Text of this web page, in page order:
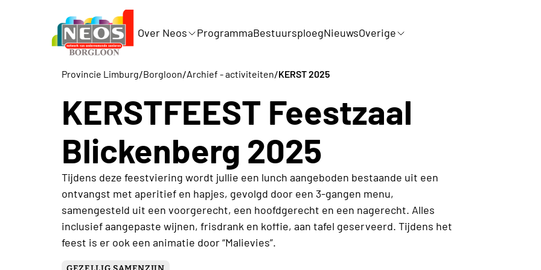
Over Neos ProgrammaBestuursploegNieuwsOverige
Provincie Limburg/Borgloon/Archief - activiteiten/KERST 2025
KERSTFEEST Feestzaal
Blickenberg 2025
Tijdens deze feestviering wordt jullie een lunch aangeboden bestaande uit een
ontvangst met aperitief en hapjes, gevolgd door een 3-gangen menu,
samengesteld uit een voorgerecht, een hoofdgerecht en een nagerecht. Alles
inclusief aangepaste wijnen, frisdrank en koffie, aan tafel geserveerd. Tijdens het
feest is er ook een animatie door “Malievies”.